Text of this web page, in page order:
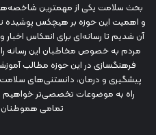
بحث سلامت یکی از مهمترین
و اهمیت این حوزه بر هیچکس پوشیده
آن شدیم تا رسانه‌ای برای انعکاس
مردم به خصوص مخاطبان این رسانه
فرهنگسازی در این حوزه مطالب
پیشگیری و درمان، دانستنی‌های سلامت
راه به موضوعات تخصصی‌تر خواهیم
تمامی هموطنان